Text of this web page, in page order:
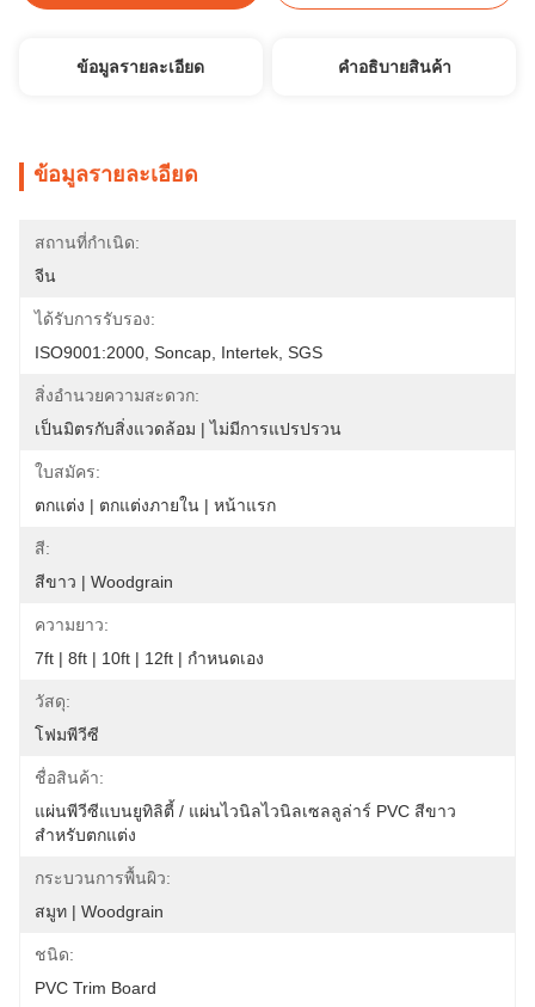
ข้อมูลรายละเอียด คําอธิบายสินค้า
ข้อมูลรายละเอียด
สถานที่กำเนิด:
จีน
ได้รับการรับรอง:
ISO9001:2000, Soncap, Intertek, SGS
สิ่งอำนวยความสะดวก:
เป็นมิตรกับสิ่งแวดล้อม | ไม่มีการแปรปรวน
ใบสมัคร:
ตกแต่ง | ตกแต่งภายใน | หน้าแรก
สี:
สีขาว | Woodgrain
ความยาว:
7ft | 8ft | 10ft | 12ft | กำหนดเอง
วัสดุ:
โฟมพีวีซี
ชื่อสินค้า:
แผ่นพีวีซีแบนยูทิลิตี้ / แผ่นไวนิลไวนิลเซลลูล่าร์ PVC สีขาว
สำหรับตกแต่ง
กระบวนการพื้นผิว:
สมูท | Woodgrain
ชนิด:
PVC Trim Board